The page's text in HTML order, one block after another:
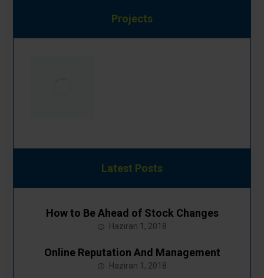
Projects
Latest Posts
How to Be Ahead of Stock Changes
Haziran 1, 2018
Online Reputation And Management
Haziran 1, 2018